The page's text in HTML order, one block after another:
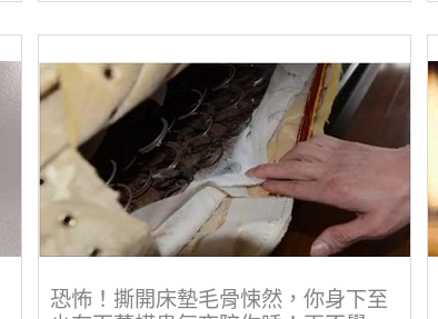
恐怖！撕開床墊毛骨悚然，你身下至